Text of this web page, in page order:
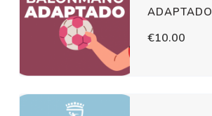
ADAPTADO
€10.00